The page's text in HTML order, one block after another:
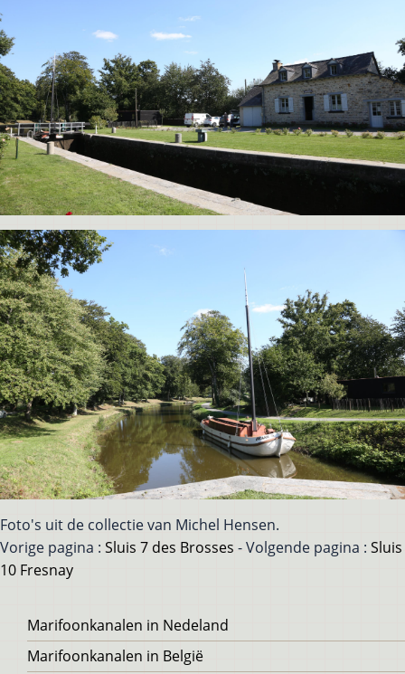
Foto's uit de collectie van Michel Hensen.
Vorige pagina : Sluis 7 des Brosses - Volgende pagina : Sluis
10 Fresnay
Voet
Marifoonkanalen in Nedeland
Marifoonkanalen in België